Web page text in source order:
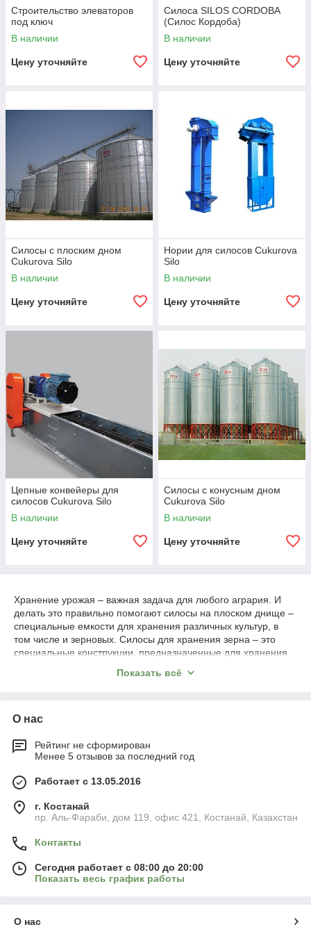
необходимые комплектующие для их
стабильной работы.
Мы напрямую сотрудничаем с ведущими
европейскими и мировыми
производителями элеваторного
качество товаров.
Обратившись в компанию
ПромИнвестСервис, вы получаете
великолепную возможность купить силосы
для зерна недорого. Прямые поставки
товаров от производителей позволяют нам
устанавливать конкурентоспособные цены
на все товары.
Силосы для
хранения зерна :
Нории для силосов.
Силосы для зерна с плоским и конусным
дном.
Конвейерные линии для обслуживания
Строительство элеваторов
под ключ
В наличии
Цену уточняйте
Силоса SILOS CORDOBA
(Силос Кордоба)
В наличии
Цену уточняйте
Силосы с плоским дном
Cukurova Silo
В наличии
Цену уточняйте
Нории для силосов Cukurova
Silo
В наличии
Цену уточняйте
Цепные конвейеры для
силосов Cukurova Silo
В наличии
Цену уточняйте
Силосы с конусным дном
Cukurova Silo
В наличии
Цену уточняйте
Хранение урожая – важная задача для любого агрария. И
делать это правильно помогают силосы на плоском днище –
специальные емкости для хранения различных культур, в
том числе и зерновых. Силосы для хранения зерна – это
специальные конструкции, предназначенные для хранения
изготовлены из различных материалов, включая сталь, бетон
потери в результате складирования.
Чтобы обеспечить сохранность сырья, все силосы
оборудуются различными системами определения и
контроля температуры и прочими датчиками, а вся
информация с них поступает на экран оператора.
Электроника контролирует уровень заполнения зерна и
обеспечивает возможность его фумигации.
Виды силосов для хранения зерна
ПромИнвестСервис является производителем качественных
силосов для хранения зерна. Такие установки имеют
Компания производит все силосы из металла. Такие
Показать всё
О нас
Рейтинг не сформирован
Менее 5 отзывов за последний год
Работает с 13.05.2016
г. Костанай
пр. Аль-Фараби, дом 119, офис 421, Костанай, Казахстан
Контакты
Сегодня работает с 08:00 до 20:00
Показать весь график работы
О нас